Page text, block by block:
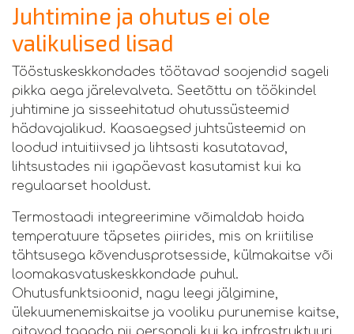
Juhtimine ja ohutus ei ole
valikulised lisad
Tööstuskeskkondades töötavad soojendid sageli
pikka aega järelevalveta. Seetõttu on töökindel
juhtimine ja sisseehitatud ohutussüsteemid
hädavajalikud. Kaasaegsed juhtsüsteemid on
loodud intuitiivsed ja lihtsasti kasutatavad,
lihtsustades nii igapäevast kasutamist kui ka
regulaarset hooldust.
Termostaadi integreerimine võimaldab hoida
temperatuure täpsetes piirides, mis on kriitilise
tähtsusega kõvendusprotsesside, külmakaitse või
loomakasvatuskeskkondade puhul.
Ohutusfunktsioonid, nagu leegi jälgimine,
ülekuumenemiskaitse ja vooliku purunemise kaitse,